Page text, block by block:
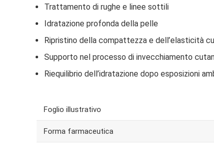
Trattamento di rughe e linee sottili
Idratazione profonda della pelle
Ripristino della compattezza e dell’elasticità
Supporto nel processo di invecchiamento
Riequilibrio dell’idratazione dopo esposizioni
Foglio illustrativo
Forma farmaceutica